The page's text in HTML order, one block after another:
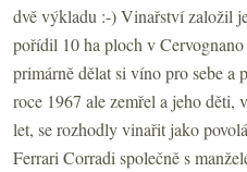
dvě výkladu :-) Vinařství založil
pořídil 10 ha ploch v
primárně dělat si víno pro sebe a
roce 1967 ale zemřel a jeho děti,
let, se rozhodly vinařit jako
Ferrari Corradi společně s